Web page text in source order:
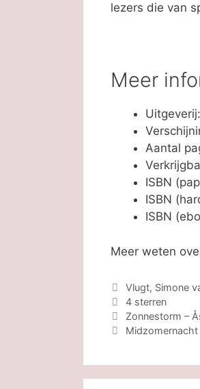
lezers die van
Meer
Aantal
ISBN
ISBN
ISBN
Meer weten
Categorieën
Vlugt, Simone
Tags
4 sterren
Zonnestorm –
Midzomernacht